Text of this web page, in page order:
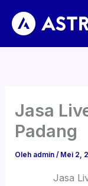
konten
Jasa
Padang
Oleh admin/ Mei 2,
Jasa